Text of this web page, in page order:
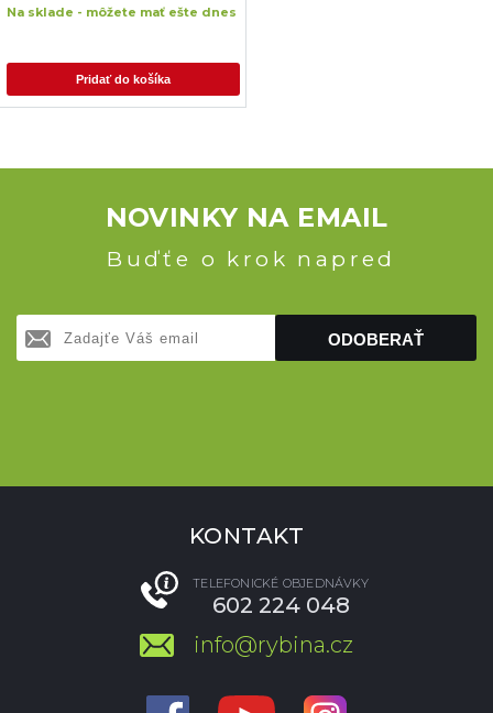
Na sklade - môžete mať ešte dnes
Pridať do košíka
NOVINKY NA EMAIL
Buďťe o krok napred
ODOBERAŤ
KONTAKT
TELEFONICKÉ OBJEDNÁVKY
602 224 048
info@rybina.cz